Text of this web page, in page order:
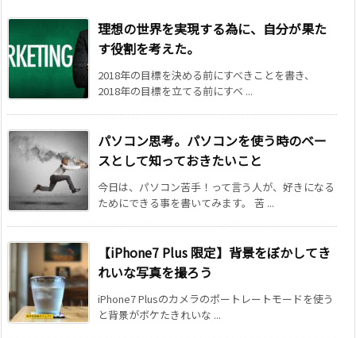
理想の世界を実現する為に、自分が果た
す役割を考えた。
2018年の目標を決める前にすべきことを書き、
2018年の目標を立てる前にすべ ...
パソコン思考。パソコンを使う時のベー
スとして知っておきたいこと
今日は、パソコン苦手！って言う人が、好きになる
ためにできる事を書いてみます。 苦 ...
【iPhone7 Plus 限定】背景をぼかしてき
れいな写真を撮ろう
iPhone7 Plusのカメラのポートレートモードを使う
と背景がボケたきれいな ...